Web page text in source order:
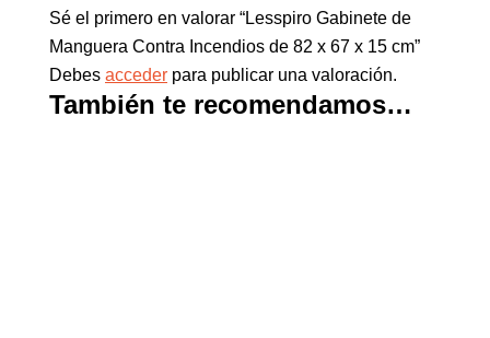
Sé el primero en valorar “Lesspiro Gabinete de
Manguera Contra Incendios de 82 x 67 x 15 cm”
Debes acceder para publicar una valoración.
También te recomendamos…